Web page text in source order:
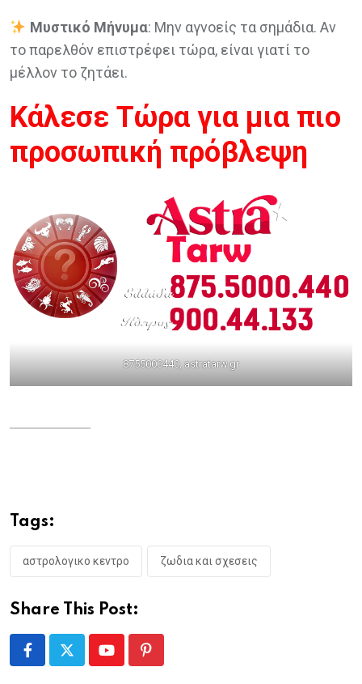
Μυστικό Μήνυμα: Μην αγνοείς τα σημάδια. Αν
το παρελθόν επιστρέφει τώρα, είναι γιατί το
μέλλον το ζητάει.
Κάλεσε Τώρα για μια πιο
προσωπική πρόβλεψη
8755000440, astratarw.gr
Tags:
αστρολογικο κεντρο ζωδια και σχεσεις
Share This Post:
YoutubePinterest